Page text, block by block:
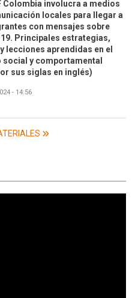
Colombia involucra a medios
locales para llegar a
con mensajes sobre
19. Principales estrategias,
lecciones aprendidas en el
social y comportamental
sus siglas en inglés)
- 14:56